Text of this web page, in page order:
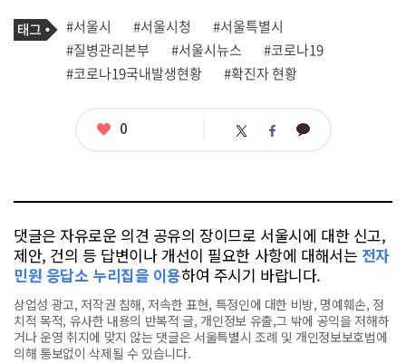
기
사
관
련
태
태
그
#서울시 #서울시청
#서울특별시
#질병관리본부
#서울시뉴스
#코로나19
#코로나19국내발생현황
#확진자 현황
좋
0 트 페 카
댓글은 자유로운 의견 공유의 장이므로 서울시에 대한 신고,
제안, 건의 등 답변이나 개선이 필요한 사항에 대해서는 전자
민원 응답소 누리집을 이용하여 주시기 바랍니다.
상업성 광고, 저작권 침해, 저속한 표현, 특정인에 대한 비방, 명예훼손, 정
치적 목적, 유사한 내용의 반복적 글, 개인정보 유출,그 밖에 공익을 저해하
거나 운영 취지에 맞지 않는 댓글은 서울특별시 조례 및 개인정보보호법에
의해 통보없이 삭제될 수 있습니다.